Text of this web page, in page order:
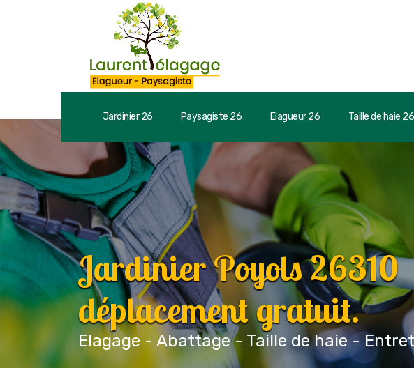
Jardinier 26 Paysagiste 26 Elagueur 26 Taille de haie 26
Jardinier Poyols 26310
déplacement gratuit.
Elagage - Abattage - Taille de haie -